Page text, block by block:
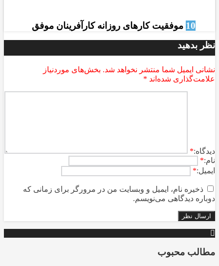
10 موفقیت کارهای روزانه کارآفرینان موفق
نظر بدهید
نشانی ایمیل شما منتشر نخواهد شد. بخش‌های موردنیاز
علامت‌گذاری شده‌اند *
ديدگاه:*
نام:*
ایمیل:*
ذخیره نام، ایمیل و وبسایت من در مرورگر برای زمانی که
دوباره دیدگاهی می‌نویسم.
مطالب محبوب